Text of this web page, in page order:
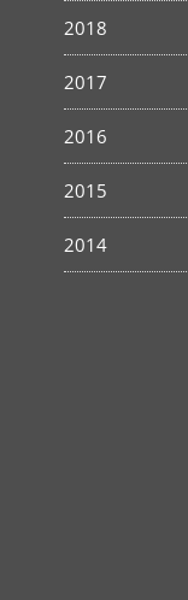
2018
2017
2016
2015
2014